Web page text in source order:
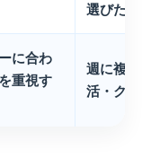
選びたい
に合わ
重視す
週に複数
活・クラ